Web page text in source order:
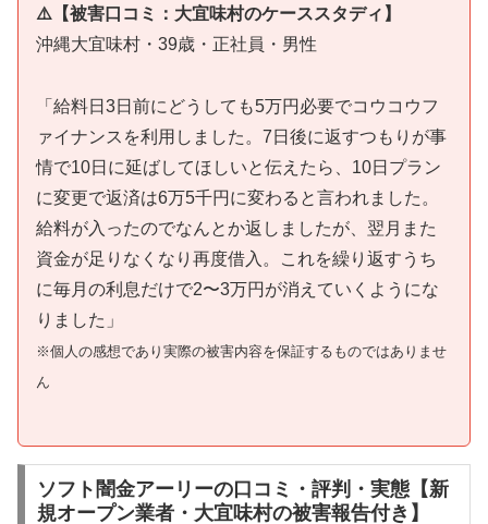
⚠️【被害口コミ：大宜味村のケーススタディ】
沖縄大宜味村・39歳・正社員・男性
「給料日3日前にどうしても5万円必要でコウコウフ
ァイナンスを利用しました。7日後に返すつもりが事
情で10日に延ばしてほしいと伝えたら、10日プラン
に変更で返済は6万5千円に変わると言われました。
給料が入ったのでなんとか返しましたが、翌月また
資金が足りなくなり再度借入。これを繰り返すうち
に毎月の利息だけで2〜3万円が消えていくようにな
りました」
※個人の感想であり実際の被害内容を保証するものではありませ
ん
ソフト闇金アーリーの口コミ・評判・実態【新
規オープン業者・大宜味村の被害報告付き】